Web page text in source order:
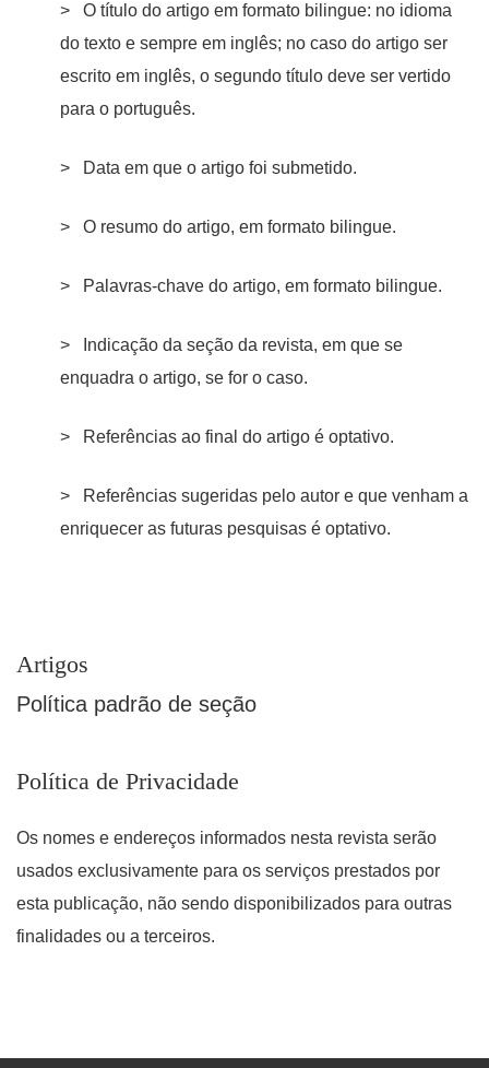
> O título do artigo em formato bilingue: no idioma
do texto e sempre em inglês; no caso do artigo ser
escrito em inglês, o segundo título deve ser vertido
para o português.
> Data em que o artigo foi submetido.
> O resumo do artigo, em formato bilingue.
> Palavras-chave do artigo, em formato bilingue.
> Indicação da seção da revista, em que se
enquadra o artigo, se for o caso.
> Referências ao final do artigo é optativo.
> Referências sugeridas pelo autor e que venham a
enriquecer as futuras pesquisas é optativo.
Artigos
Política padrão de seção
Política de Privacidade
Os nomes e endereços informados nesta revista serão
usados exclusivamente para os serviços prestados por
esta publicação, não sendo disponibilizados para outras
finalidades ou a terceiros.